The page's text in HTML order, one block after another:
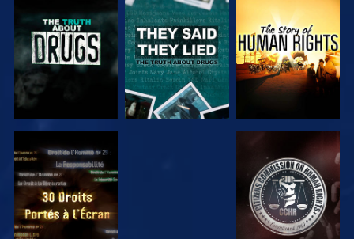
REGARDER REGARDER
REGARDER REGARDER